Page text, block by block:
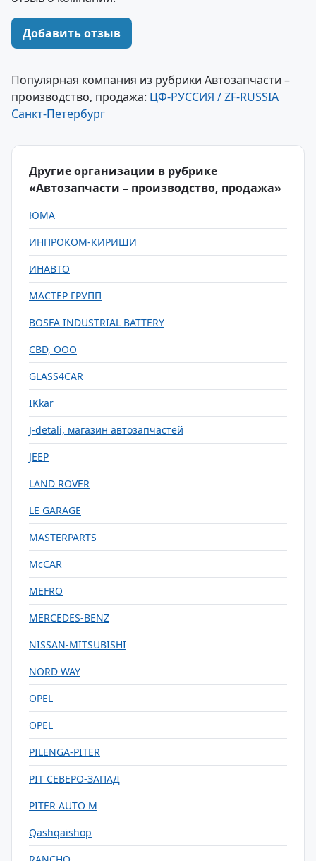
Добавить отзыв
Популярная компания из рубрики Автозапчасти –
производство, продажа: ЦФ-РУССИЯ / ZF-RUSSIA
Санкт-Петербург
Другие организации в рубрике
«Автозапчасти – производство, продажа»
ЮМА
ИНПРОКОМ-КИРИШИ
ИНАВТО
МАСТЕР ГРУПП
BOSFA INDUSTRIAL BATTERY
CBD, ООО
GLASS4CAR
IKkar
J-detali, магазин автозапчастей
JEEP
LAND ROVER
LE GARAGE
MASTERPARTS
McCAR
MEFRO
MERCEDES-BENZ
NISSAN-MITSUBISHI
NORD WAY
OPEL
OPEL
PILENGA-PITER
PIT СЕВЕРО-ЗАПАД
PITER AUTO M
Qashqaishop